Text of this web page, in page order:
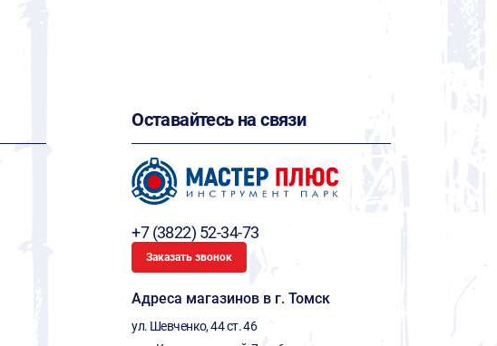
Оставайтесь на связи
+7 (3822) 52-34-73
Заказать звонок
Адреса магазинов в г. Томск
ул. Шевченко, 44 ст. 46